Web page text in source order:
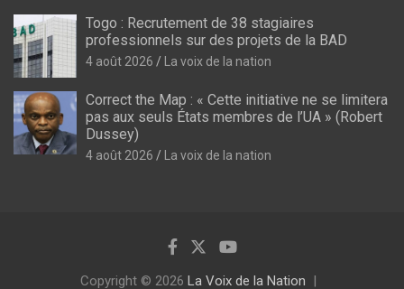
Togo : Recrutement de 38 stagiaires
professionnels sur des projets de la BAD
4 août 2026 La voix de la nation
Correct the Map : « Cette initiative ne se limitera
pas aux seuls États membres de l’UA » (Robert
Dussey)
4 août 2026 La voix de la nation
Copyright © 2026 La Voix de la Nation